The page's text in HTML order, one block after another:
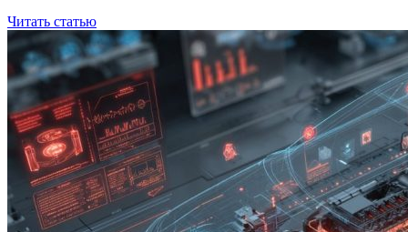
Читать статью